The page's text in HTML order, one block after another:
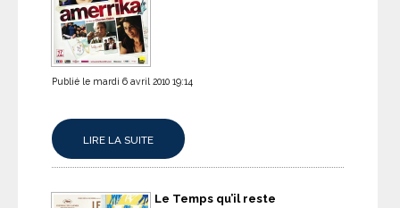
Publié le mardi 6 avril 2010 19:14
LIRE LA SUITE
Le Temps qu’il reste